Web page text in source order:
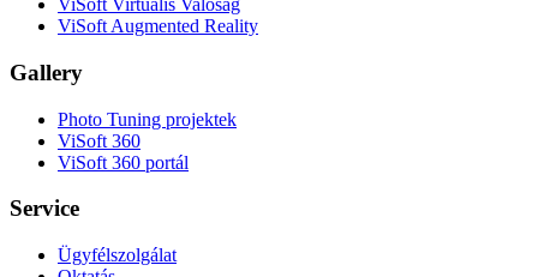
ViSoft Virtuális Valóság
ViSoft Augmented Reality
Gallery
Photo Tuning projektek
ViSoft 360
ViSoft 360 portál
Service
Ügyfélszolgálat